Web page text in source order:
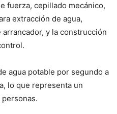
fuerza, cepillado mecánico,
extracción de agua,
y la construcción
agua potable por segundo a
lo que representa un